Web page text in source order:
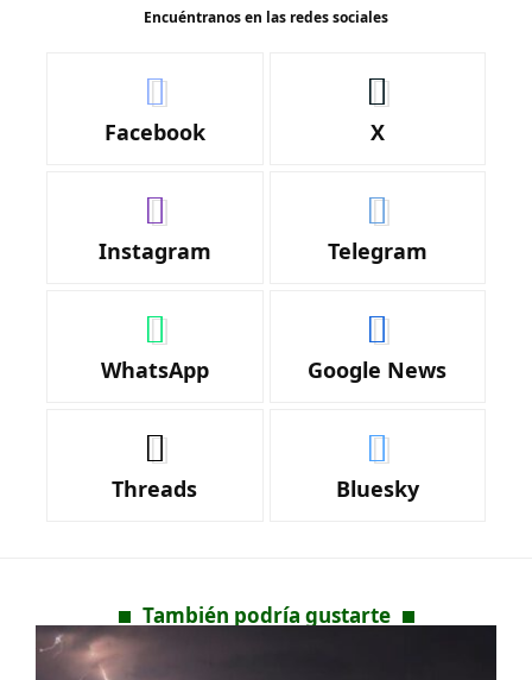
Encuéntranos en las redes sociales
Facebook X
Instagram Telegram
WhatsApp Google News
Threads Bluesky
También podría gustarte